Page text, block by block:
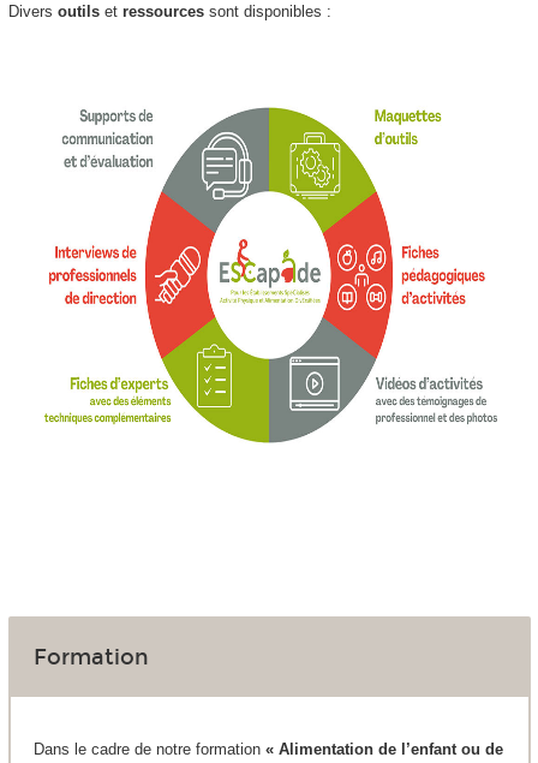
Divers outils et ressources sont disponibles :
Formation
Dans le cadre de notre formation « Alimentation de l’enfant ou de